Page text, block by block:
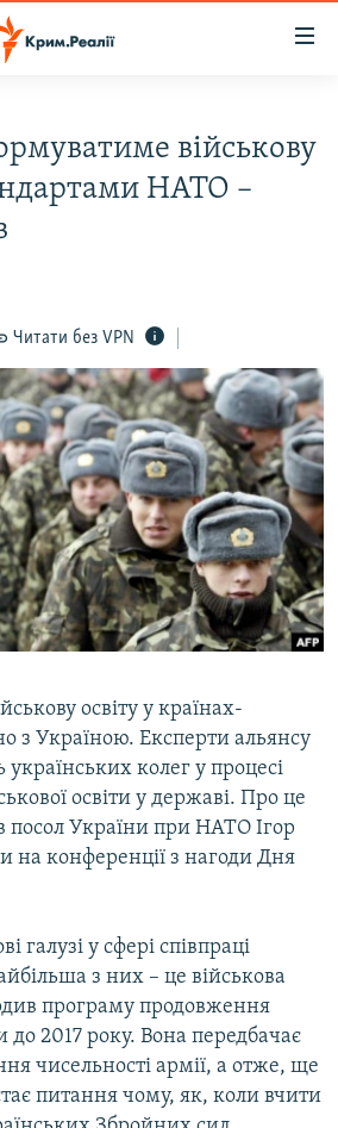
КРИМУ
військову
НАТО –
Читати без VPN
освіту у країнах-
з Україною. Експерти альянсу
колег у процесі
освіти у державі. Про це
посол України при НАТО Ігор
на конференції з нагоди Дня
галузі у сфері співпраці
з них – це військова
програму продовження
2017 року. Вона передбачає
чисельності армії, а отже, ще
питання чому, як, коли вчити